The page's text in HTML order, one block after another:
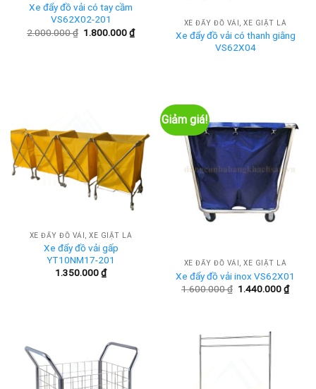
Xe đẩy đồ vải có tay cầm
VS62X02-201
2.000.000₫ Giá
1.800.000₫Giá
hiện
XE ĐẨY ĐỒ VẢI, XE GIẶT LÀ
Xe đẩy đồ vải có thanh giằng
VS62X04
XE ĐẨY ĐỒ VẢI, XE GIẶT LÀ
Xe đẩy đồ vải gấp
YT10NM17-201
1.350.000₫
Giảm giá!
XE ĐẨY ĐỒ VẢI, XE GIẶT LÀ
Xe đẩy đồ vải inox VS62X01
1.600.000₫ Giá
1.440.000₫Giá
hiện